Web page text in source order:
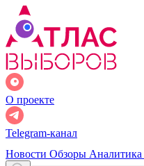
О проекте
Telegram-канал
Новости Обзоры Аналитика